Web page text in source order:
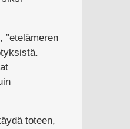
”etelämeren
toteen,